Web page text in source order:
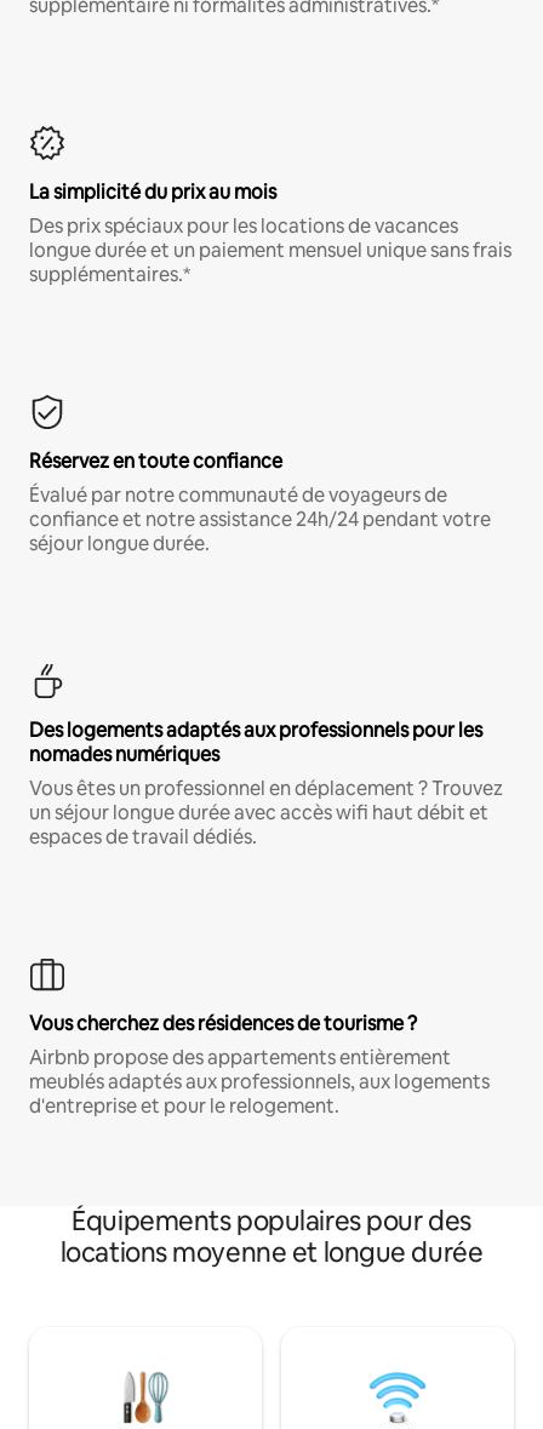
supplémentaire ni formalités administratives.*
La simplicité du prix au mois
Des prix spéciaux pour les locations de vacances
longue durée et un paiement mensuel unique sans frais
supplémentaires.*
Réservez en toute confiance
Évalué par notre communauté de voyageurs de
confiance et notre assistance 24h/24 pendant votre
séjour longue durée.
Des logements adaptés aux professionnels pour les
nomades numériques
Vous êtes un professionnel en déplacement ? Trouvez
un séjour longue durée avec accès wifi haut débit et
espaces de travail dédiés.
Vous cherchez des résidences de tourisme ?
Airbnb propose des appartements entièrement
meublés adaptés aux professionnels, aux logements
d'entreprise et pour le relogement.
Équipements populaires pour des
locations moyenne et longue durée